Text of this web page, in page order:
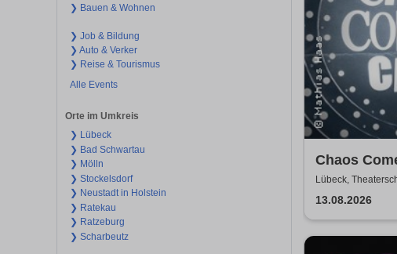
❯ Bauen & Wohnen
❯ Job & Bildung
❯ Auto & Verker
❯ Reise & Tourismus
Alle Events
Orte im Umkreis
❯ Lübeck
❯ Bad Schwartau
❯ Mölln
❯ Stockelsdorf
❯ Neustadt in Holstein
❯ Ratekau
❯ Ratzeburg
❯ Scharbeutz
Chaos
Lübeck,
13.08.2026